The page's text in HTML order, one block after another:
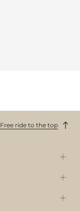
Free ride to the top